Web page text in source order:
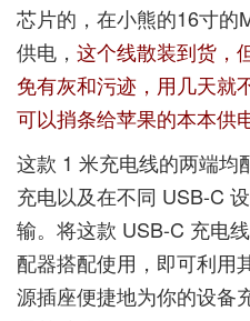
芯片的，在小熊的16寸的
供电， 这个线散装到货，
免有灰和污迹，用几天就
可以捎条给苹果的本本供电
这款 1 米充电线的两端均
充电以及在不同 USB-C
输。将这款 USB-C 充电
配器搭配使用，即可利用
源插座便捷地为你的设备